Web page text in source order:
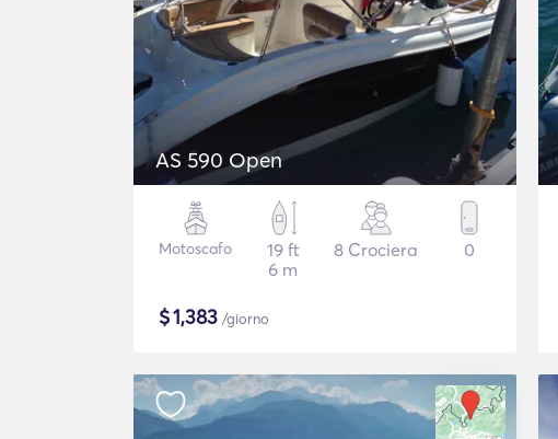
AS 590 Open
Motoscafo
19 ft
6 m
8 Crociera 0
$1,383 /giorno